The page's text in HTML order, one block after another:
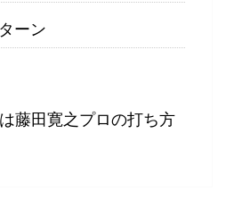
ーン
藤田寛之プロの打ち方